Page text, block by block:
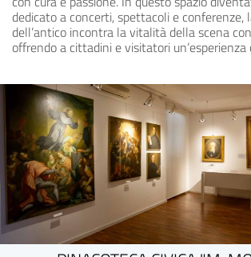
dedicato a concerti, spettacoli e conferenze,
dell’antico incontra la vitalità della scena
offrendo a cittadini e visitatori